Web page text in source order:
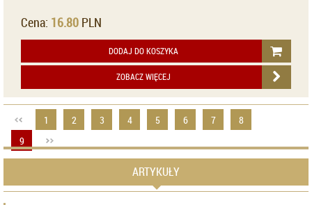
Cena: 16.80 PLN
DODAJ DO KOSZYKA
ZOBACZ WIĘCEJ
1 2 3 4 5 6 7
8
9
ARTYKUŁY